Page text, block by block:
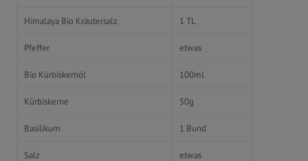
Himalaya Bio Kräutersalz 1 TL
Pfeffer etwas
Bio Kürbiskernöl 100ml
Kürbiskerne 50g
Basilikum 1 Bund
Salz etwas